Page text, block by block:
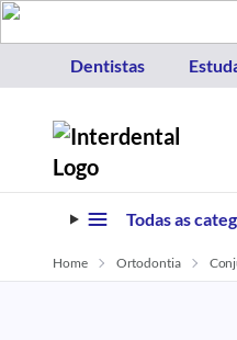
Dentistas
Todas as
Home
Ortodontia